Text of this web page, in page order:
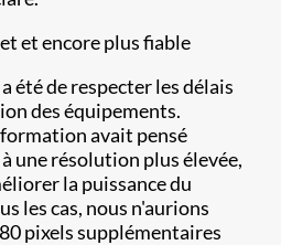
et encore plus fiable
été de respecter les délais
des équipements.
avait pensé
une résolution plus élevée,
la puissance du
les cas, nous n'aurions
pixels supplémentaires